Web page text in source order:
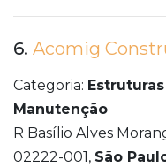
6. Acomig
Categoria:
Manutenção
R Basílio Alves
02222-001, São